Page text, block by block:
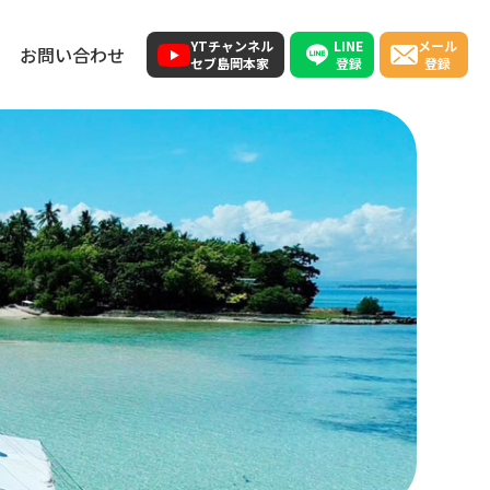
お問い合わせ
YTチャンネル
セブ島岡本家
LINE
登録
メール
登録